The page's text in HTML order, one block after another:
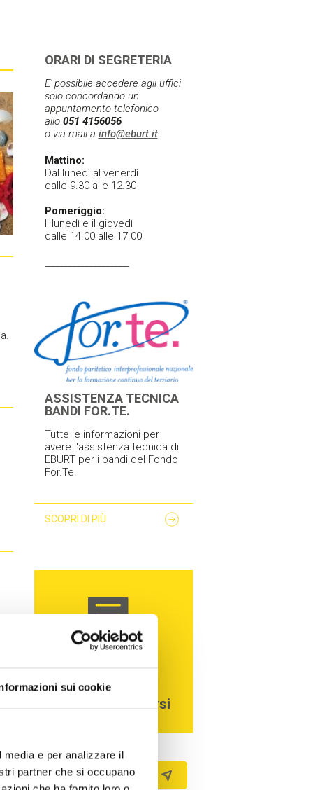
sui cookie
e per analizzare il
partner che si occupano
ORARI DI SEGRETERIA
E' possibile accedere agli uffici
solo concordando un
appuntamento telefonico
allo 051 4156056
o via mail a info@eburt.it
Mattino:
Dal lunedì al venerdì
dalle 9.30 alle 12.30
Pomeriggio:
Il lunedì e il giovedì
dalle 14.00 alle 17.00
ASSISTENZA TECNICA
BANDI FOR.TE.
Tutte le informazioni per
avere l'assistenza tecnica di
EBURT per i bandi del Fondo
For.Te.
SCOPRI DI PIÙ
Questionario
gradimento corsi
Iscriviti alla newsletter